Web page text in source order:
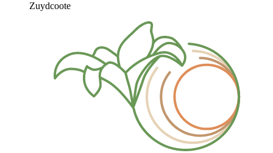
Zuydcoote